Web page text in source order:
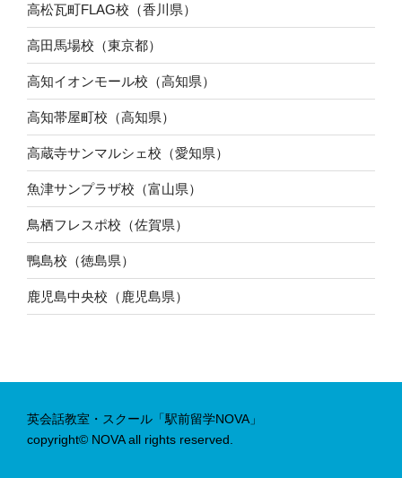
高松瓦町FLAG校（香川県）
高田馬場校（東京都）
高知イオンモール校（高知県）
高知帯屋町校（高知県）
高蔵寺サンマルシェ校（愛知県）
魚津サンプラザ校（富山県）
鳥栖フレスポ校（佐賀県）
鴨島校（徳島県）
鹿児島中央校（鹿児島県）
英会話教室・スクール「駅前留学NOVA」
copyright© NOVA all rights reserved.